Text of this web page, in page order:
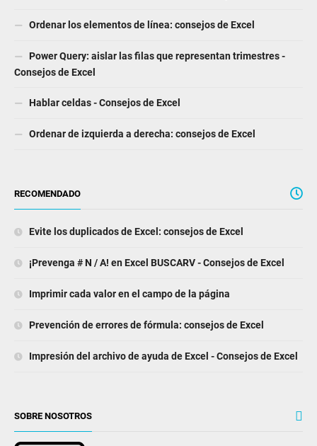
Ordenar los elementos de línea: consejos de Excel
Power Query: aislar las filas que representan trimestres -
Consejos de Excel
Hablar celdas - Consejos de Excel
Ordenar de izquierda a derecha: consejos de Excel
RECOMENDADO
Evite los duplicados de Excel: consejos de Excel
¡Prevenga # N / A! en Excel BUSCARV - Consejos de Excel
Imprimir cada valor en el campo de la página
Prevención de errores de fórmula: consejos de Excel
Impresión del archivo de ayuda de Excel - Consejos de Excel
SOBRE NOSOTROS